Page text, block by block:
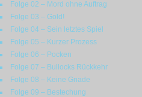
Folge 02 – Mord ohne Auftrag
Folge 03 – Gold!
Folge 04 – Sein letztes Spiel
Folge 05 – Kurzer Prozess
Folge 06 – Pocken
Folge 07 – Bullocks Rückkehr
Folge 08 – Keine Gnade
Folge 09 – Bestechung